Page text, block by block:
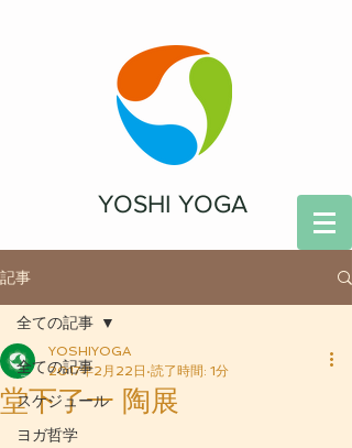
YOSHI YOGA
記事
全ての記事
スケジュール
ヨガ哲学
全ての記事
堂下了一 陶展
YOSHIYOGA
2017年2月22日 読了時間: 1分